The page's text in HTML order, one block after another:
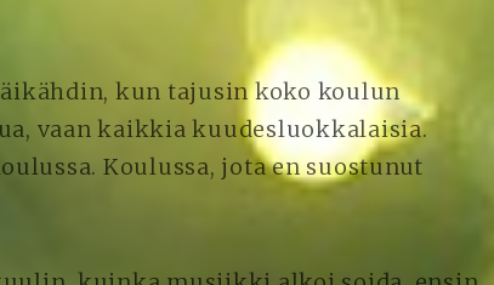
kun tajusin koko koulun
vaan kaikkia kuudesluokkalaisia.
Koulussa, jota en suostunut